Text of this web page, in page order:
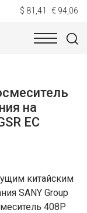
$ 81,41 € 94,06
на
ЕС
китайским
SANY Group
408P